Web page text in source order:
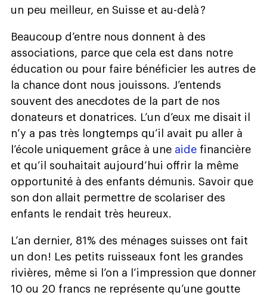
un peu meilleur, en Suisse et au-delà ?
Beaucoup d’entre nous donnent à des
associations, parce que cela est dans notre
éducation ou pour faire bénéficier les autres de
la chance dont nous jouissons. J’entends
souvent des anecdotes de la part de nos
donateurs et donatrices. L’un d’eux me disait il
n’y a pas très longtemps qu’il avait pu aller à
l’école uniquement grâce à une aide financière
et qu’il souhaitait aujourd’hui offrir la même
opportunité à des enfants démunis. Savoir que
son don allait permettre de scolariser des
enfants le rendait très heureux.
L’an dernier, 81% des ménages suisses ont fait
un don ! Les petits ruisseaux font les grandes
rivières, même si l’on a l’impression que donner
10 ou 20 francs ne représente qu’une goutte